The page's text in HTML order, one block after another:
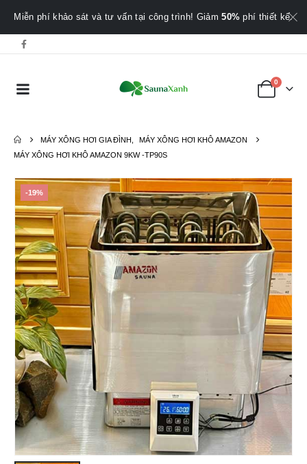
Miễn phí khảo sát và tư vấn tại công trình! Giảm50% phí thiết kế.
0
MÁY XÔNG HƠI GIA ĐÌNH
MÁY XÔNG HƠI KHÔ AMAZON
MÁY XÔNG HƠI KHÔ AMAZON 9KW -TP90S
-19%